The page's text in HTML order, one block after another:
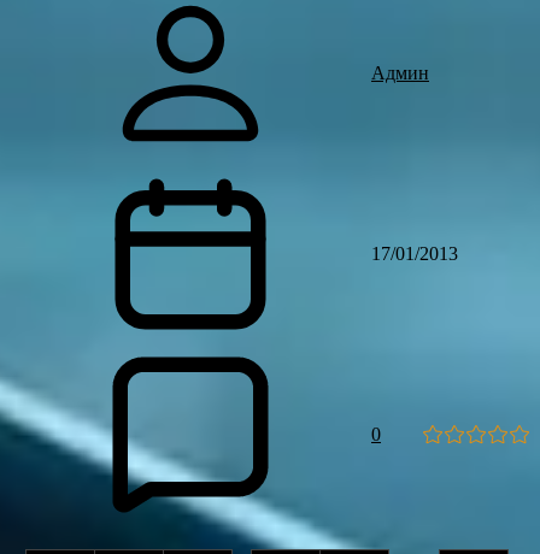
Админ
17/01/2013
0